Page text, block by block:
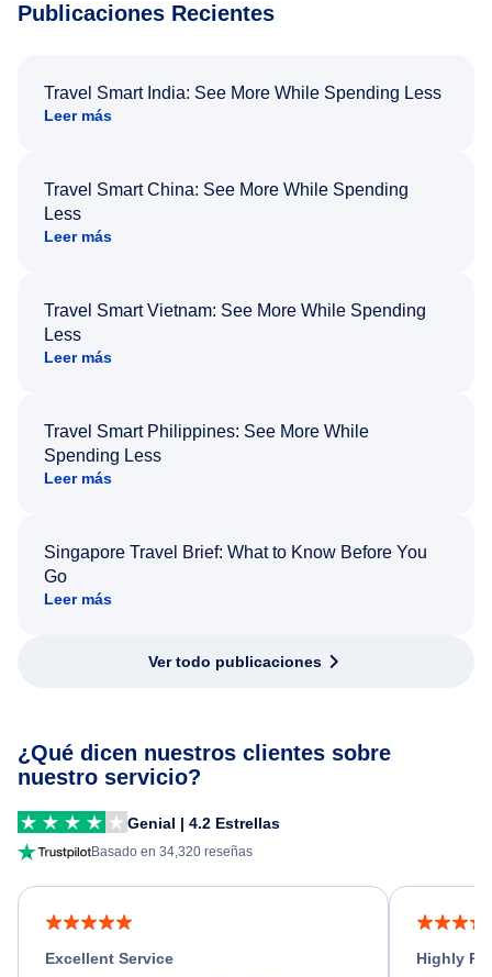
Publicaciones Recientes
Travel Smart India: See More While Spending Less
Leer más
Travel Smart China: See More While Spending
Less
Leer más
Travel Smart Vietnam: See More While Spending
Less
Leer más
Travel Smart Philippines: See More While
Spending Less
Leer más
Singapore Travel Brief: What to Know Before You
Go
Leer más
Ver todo publicaciones
¿Qué dicen nuestros clientes sobre
nuestro servicio?
Genial | 4.2 Estrellas
Basado en 34,320 reseñas
Excellent Service
Highly